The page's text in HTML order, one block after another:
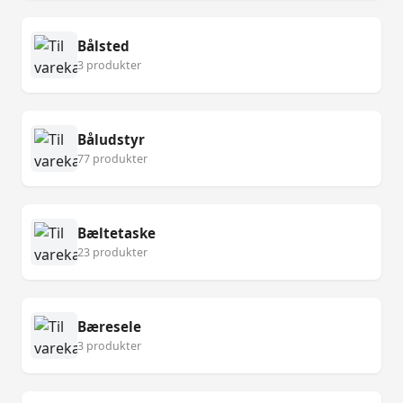
Bålsted
3 produkter
Båludstyr
77 produkter
Bæltetaske
23 produkter
Bæresele
3 produkter